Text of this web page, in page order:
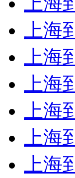
上海
上海
上海
上海
上海
上海